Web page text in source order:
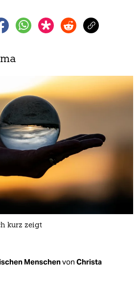
kurz zeigt
Menschenvon Christa